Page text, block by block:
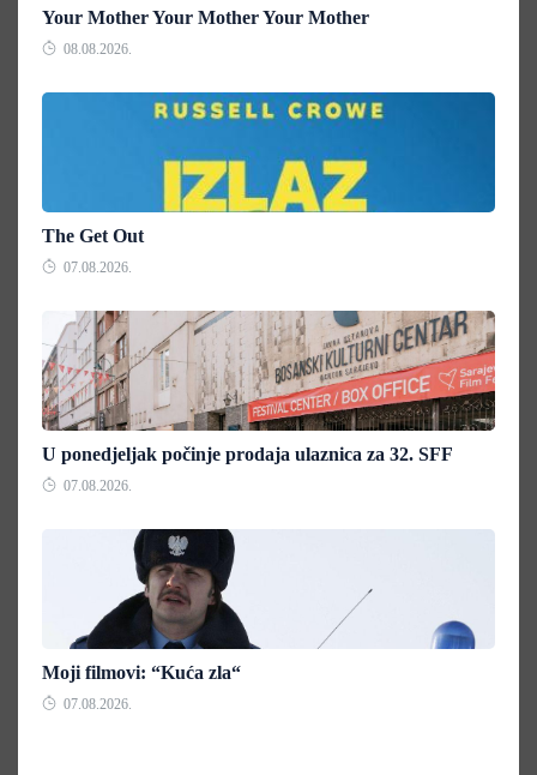
Your Mother Your Mother Your Mother
08.08.2026.
The Get Out
07.08.2026.
U ponedjeljak počinje prodaja ulaznica za 32. SFF
07.08.2026.
Moji filmovi: “Kuća zla“
07.08.2026.